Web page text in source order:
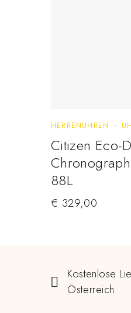
HERRENUHREN
Citizen Eco-
88L
€ 329,00
Kostenlose
Österreich